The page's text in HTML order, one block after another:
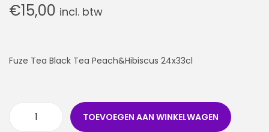
€15,00 incl. btw
Fuze Tea Black Tea Peach&Hibiscus 24x33cl
TOEVOEGEN AAN WINKELWAGEN